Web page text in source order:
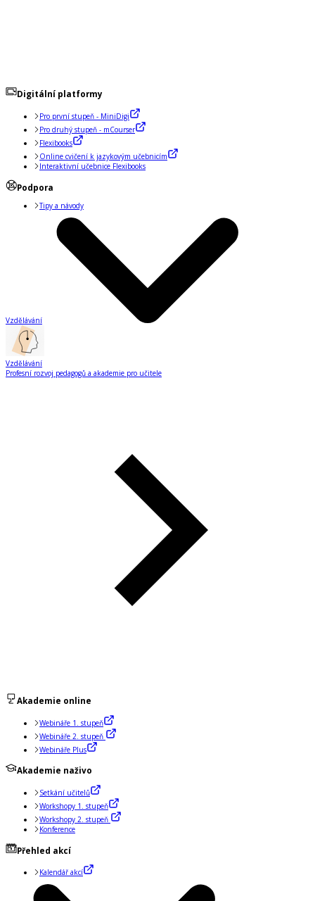
Digitální platformy
Pro první stupeň - MiniDigi
Pro druhý stupeň - mCourser
Flexibooks
Online cvičení k jazykovým učebnicím
Interaktivní učebnice Flexibooks
Podpora
Tipy a návody
Vzdělávání
Vzdělávání
Profesní rozvoj pedagogů a akademie pro učitele
Akademie online
Webináře 1. stupeň
Webináře 2. stupeň
Webináře Plus
Akademie naživo
Setkání učitelů
Workshopy 1. stupeň
Workshopy 2. stupeň
Konference
Přehled akcí
Kalendář akcí